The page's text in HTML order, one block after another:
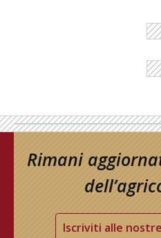
Rimani
Iscriviti alle